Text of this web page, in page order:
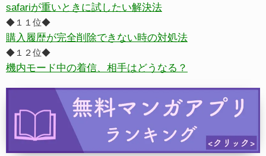
safariが重いときに試したい解決法
◆１１位◆
購入履歴が完全削除できない時の対処法
◆１２位◆
機内モード中の着信、相手はどうなる？